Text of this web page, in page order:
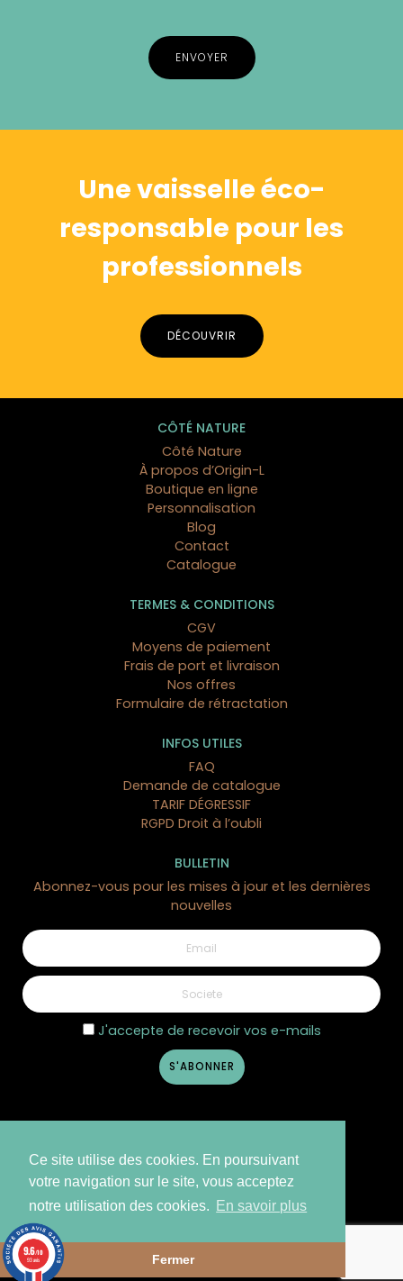
Ce site utilise des cookies. En poursuivant
votre navigation sur le site, vous acceptez
notre utilisation des cookies.
En savoir plus
Fermer
Une vaisselle éco-
responsable pour les
professionnels
DÉCOUVRIR
CÔTÉ NATURE
Côté Nature
À propos d’Origin-L
Boutique en ligne
Personnalisation
Blog
Contact
Catalogue
TERMES & CONDITIONS
CGV
Moyens de paiement
Frais de port et livraison
Nos offres
Formulaire de rétractation
INFOS UTILES
FAQ
Demande de catalogue
TARIF DÉGRESSIF
RGPD Droit à l’oubli
BULLETIN
Abonnez-vous pour les mises à jour et les dernières
nouvelles
J'accepte de recevoir vos e-mails
©2026 Côté Nature - DesignCreative Media
9.6/10
93 avis